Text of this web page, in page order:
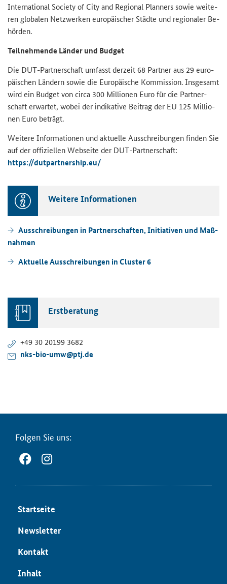
International Society of City and Regional Plannerssowie wei­te­
ren glo­ba­len Netz­wer­ken eu­ro­päi­scher Städ­te und re­gio­na­ler Be­
hör­den.
Teil­neh­men­de Län­der und Bud­get
Die DUT-​Partnerschaft um­fasst der­zeit 68 Part­ner aus 29 eu­ro­
päi­schen Län­dern sowie die Eu­ro­päi­sche Kom­mis­si­on. Ins­ge­samt
wird ein Bud­get von circa 300 Mil­lio­nen Euro für die Part­ner­
schaft er­war­tet, wobei der in­di­ka­ti­ve Bei­trag der EU 125 Mil­lio­
nen Euro be­trägt.
Wei­te­re In­for­ma­tio­nen und ak­tu­el­le Aus­schrei­bun­gen fin­den Sie
auf der of­fi­zi­el­len Web­sei­te der DUT-​Partnerschaft:
https://dut­part­ner­ship.eu/
Wei­te­re In­for­ma­tio­nen
Aus­schrei­bun­gen in Part­ner­schaf­ten, In­itia­ti­ven und Maß­
nah­men
Ak­tu­el­le Aus­schrei­bun­gen in Clus­ter 6
Erst­be­ra­tung
+49 30 20199 3682
nks-​bio-umw@ptj.de
Fol­gen Sie uns:
Start­sei­te
News­let­ter
Kon­takt
In­halt